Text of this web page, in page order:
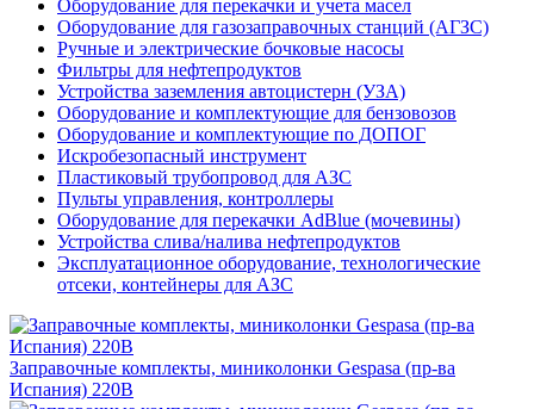
Оборудование для перекачки и учета масел
Оборудование для газозаправочных станций (АГЗС)
Ручные и электрические бочковые насосы
Фильтры для нефтепродуктов
Устройства заземления автоцистерн (УЗА)
Оборудование и комплектующие для бензовозов
Оборудование и комплектующие по ДОПОГ
Искробезопасный инструмент
Пластиковый трубопровод для АЗС
Пульты управления, контроллеры
Оборудование для перекачки AdBlue (мочевины)
Устройства слива/налива нефтепродуктов
Эксплуатационное оборудование, технологические
отсеки, контейнеры для АЗС
Заправочные комплекты, миниколонки Gespasa (пр-ва
Испания) 220В